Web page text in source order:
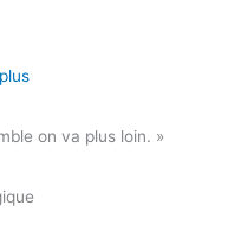
on va plus loin. »